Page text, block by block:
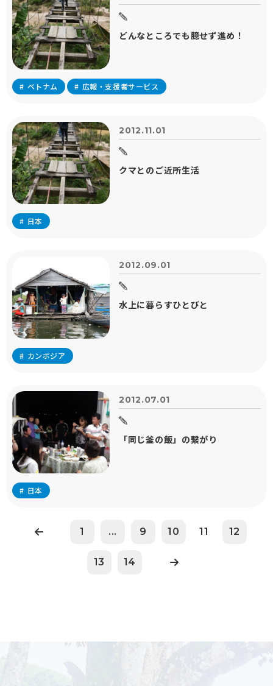
どんなところでも臆せず進め！
ベトナム 広報・支援者サービス
2012.11.01
クマとのご近所生活
日本
2012.09.01
水上に暮らすひとびと
カンボジア
2012.07.01
「同じ釜の飯」の繋がり
日本
1 ... 9 10 11 12
13 14